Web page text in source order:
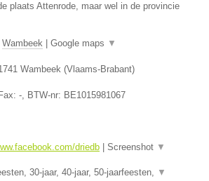
plaats Attenrode, maar wel in de provincie
Wambeek Google maps ▼
Wambeek (Vlaams-Brabant)
-, BTW-nr: BE1015981067
driedb Screenshot ▼
30-jaar, 40-jaar, 50-jaarfeesten, ▼